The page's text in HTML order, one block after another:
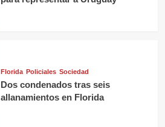
Florida Policiales Sociedad
Dos condenados tras seis
allanamientos en Florida